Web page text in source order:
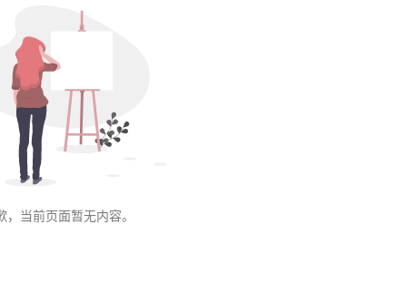
，当前页面暂无内容。